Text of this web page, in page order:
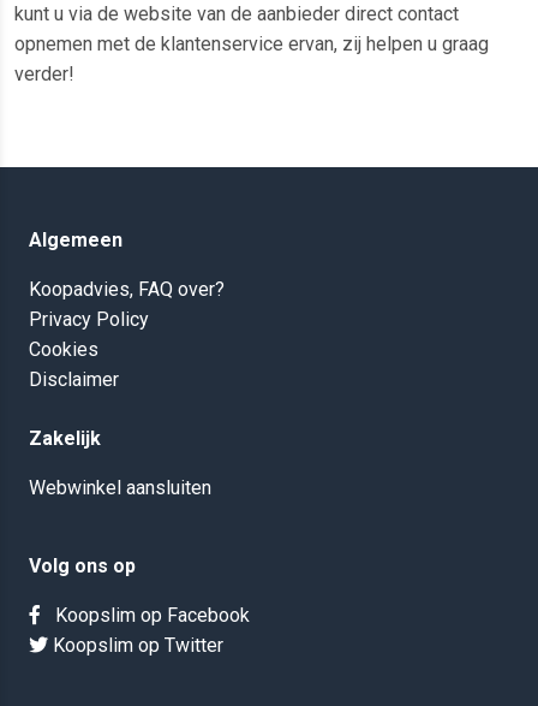
kunt u via de website van de aanbieder direct contact
opnemen met de klantenservice ervan, zij helpen u graag
verder!
Algemeen
Koopadvies, FAQ over?
Privacy Policy
Cookies
Disclaimer
Zakelijk
Webwinkel aansluiten
Volg ons op
Koopslim op Facebook
Koopslim op Twitter